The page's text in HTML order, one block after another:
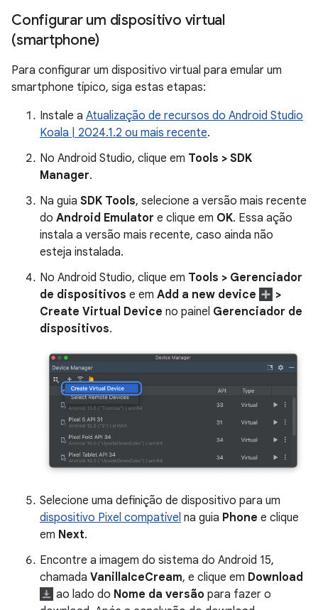
Configurar um dispositivo virtual
(smartphone)
Para configurar um dispositivo virtual para emular um
smartphone típico, siga estas etapas:
Instale a Atualização de recursos do Android Studio
Koala | 2024.1.2 ou mais recente.
No Android Studio, clique em Tools > SDK
Manager.
Na guia SDK Tools, selecione a versão mais recente
do Android Emulator e clique em OK. Essa ação
instala a versão mais recente, caso ainda não
esteja instalada.
No Android Studio, clique em Tools > Gerenciador
de dispositivos e em Add a new device
>
Create Virtual Device no painel Gerenciador de
dispositivos.
Selecione uma definição de dispositivo para um
dispositivo Pixel compatível na guia Phone e clique
em Next.
Encontre a imagem do sistema do Android 15,
chamada VanillaIceCream, e clique em Download
ao lado do Nome da versão para fazer o